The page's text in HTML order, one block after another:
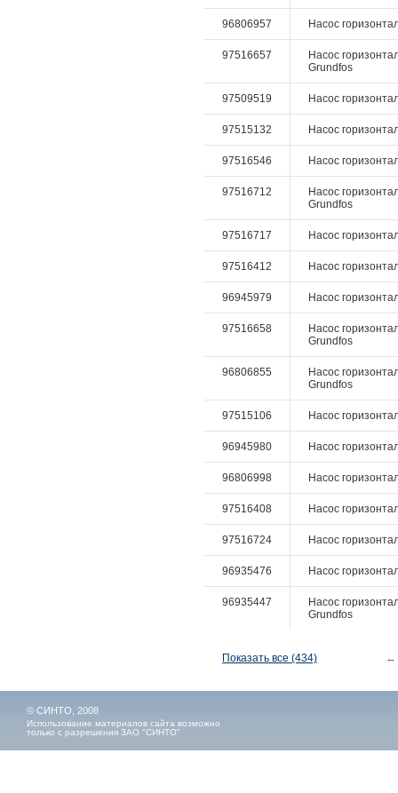
96806957 Насос
97516657
Насос
Grundfos
97509519 Насос
97515132 Насос
97516546 Насос
97516712
Насос
Grundfos
97516717 Насос
97516412 Насос
96945979 Насос
97516658
Насос
Grundfos
96806855
Насос
Grundfos
97515106 Насос
96945980 Насос
96806998 Насос
97516408 Насос
97516724 Насос
96935476 Насос
96935447
Насос
Grundfos
Показать все (434) ←
© СИНТО, 2008
Использование материалов сайта возможно
только с разрешения ЗАО "СИНТО"